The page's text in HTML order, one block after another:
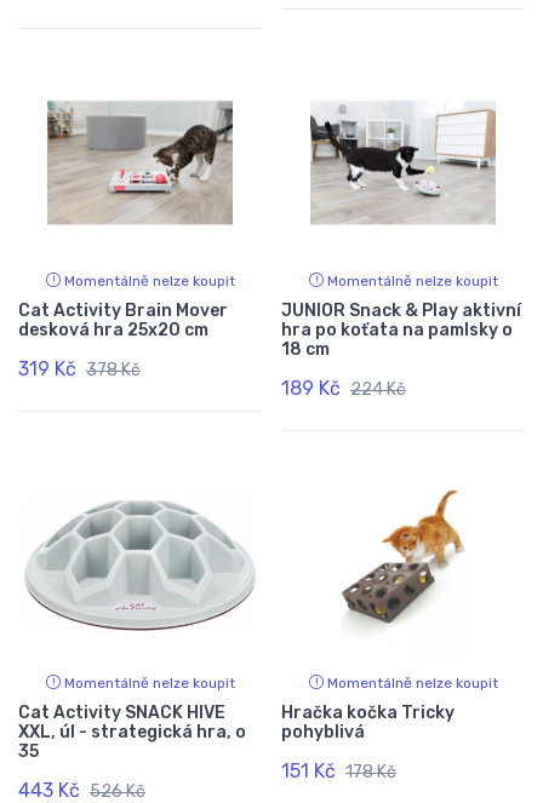
Momentálně nelze koupit
Cat Activity Brain Mover
desková hra 25x20 cm
319 Kč 378 Kč
Momentálně nelze koupit
JUNIOR Snack & Play aktivní
hra po koťata na pamlsky o
18 cm
189 Kč 224 Kč
Momentálně nelze koupit
Cat Activity SNACK HIVE
XXL, úl - strategická hra, o
35
443 Kč 526 Kč
Momentálně nelze koupit
Hračka kočka Tricky
pohyblivá
151 Kč 178 Kč